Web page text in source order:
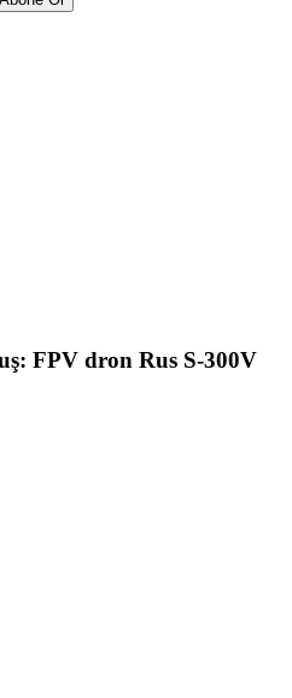
FPV dron Rus S-300V